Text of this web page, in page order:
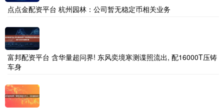
点点金配资平台 杭州园林：公司暂无稳定币相关业务
富邦配资平台 含华量超问界! 东风奕境寒测谍照流出, 配16000T压铸
车身